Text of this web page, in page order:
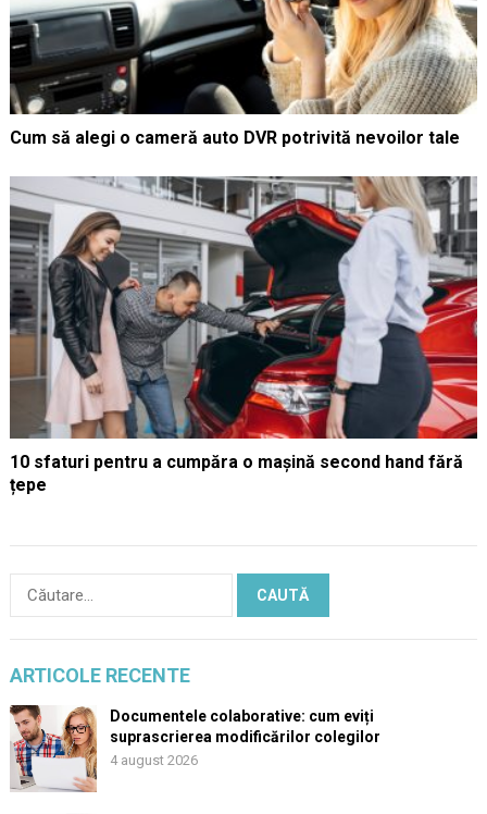
Cum să alegi o cameră auto DVR potrivită nevoilor tale
10 sfaturi pentru a cumpăra o mașină second hand fără
țepe
Caută
ARTICOLE RECENTE
Documentele colaborative: cum eviți
suprascrierea modificărilor colegilor
4 august 2026